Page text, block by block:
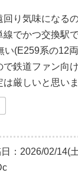
回り気味になる
線でかつ交換駅
い(E259系の12
で鉄道ファン向
は厳しいと思い
：2026/02/14(